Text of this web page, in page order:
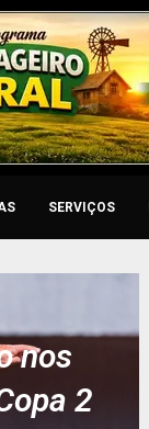
SERVIÇOS
nos
2